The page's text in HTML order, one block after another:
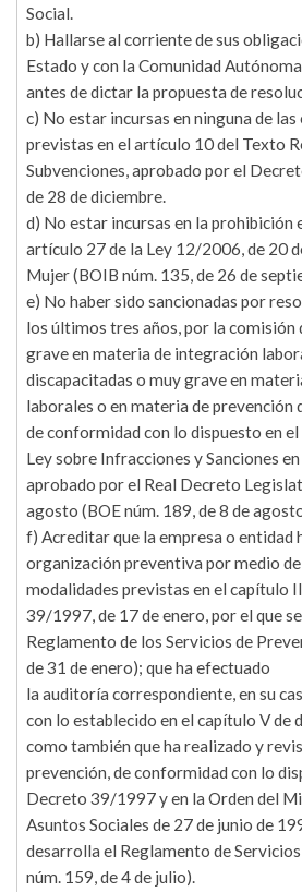
Social.
b) Hallarse al corriente de sus
Estado y con la Comunidad
antes de dictar la propuesta de
c) No estar incursas en ninguna de
previstas en el artículo 10 del Texto
Subvenciones, aprobado por el
de 28 de diciembre.
d) No estar incursas en la prohibición
artículo 27 de la Ley 12/2006, de 20
Mujer (BOIB núm. 135, de 26 de
e) No haber sido sancionadas por
los últimos tres años, por la comisión
grave en materia de integración
discapacitadas o muy grave en
laborales o en materia de prevención
de conformidad con lo dispuesto en
Ley sobre Infracciones y Sanciones
aprobado por el Real Decreto
agosto (BOE núm. 189, de 8 de
f) Acreditar que la empresa o entidad
organización preventiva por medio de
modalidades previstas en el capítulo
39/1997, de 17 de enero, por el que
Reglamento de los Servicios de
de 31 de enero); que ha efectuado
la auditoría correspondiente, en su
con lo establecido en el capítulo V de
como también que ha realizado y
prevención, de conformidad con lo
Decreto 39/1997 y en la Orden del
Asuntos Sociales de 27 de junio de
desarrolla el Reglamento de
núm. 159, de 4 de julio).